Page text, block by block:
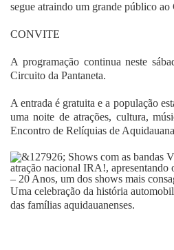
segue atraindo um grande público ao
CONVITE
A programação continua neste
Circuito da Pantaneta.
A entrada é gratuita e a população
uma noite de atrações, cultura,
Encontro de Relíquias de
Shows com as bandas
atração nacional IRA!,
– 20 Anos, um dos shows mais
Uma celebração da história
das famílias aquidauanenses.